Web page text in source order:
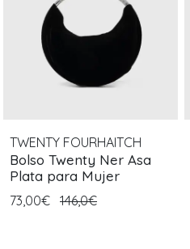
TWENTY FOURHAITCH
Bolso Twenty Ner Asa
Plata para Mujer
73,00€ 146,0€